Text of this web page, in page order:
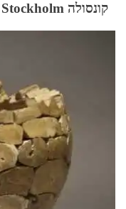
קונסולה Stockholm